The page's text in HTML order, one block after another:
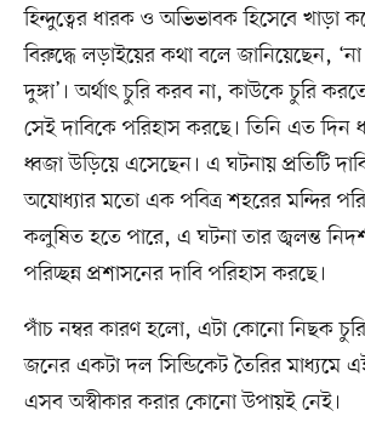
হিন্দুত্বের ধারক ও অভিভাবক হিসেবে খাড়া
বিরুদ্ধে লড়াইয়ের কথা বলে জানিয়েছেন, ‘না
দুঙ্গা’। অর্থাৎ চুরি করব না, কাউকে চুরি
সেই দাবিকে পরিহাস করছে। তিনি এত দিন
ধ্বজা উড়িয়ে এসেছেন। এ ঘটনায় প্রতিটি
অযোধ্যার মতো এক পবিত্র শহরের মন্দির
কলুষিত হতে পারে, এ ঘটনা তার জ্বলন্ত
পরিচ্ছন্ন প্রশাসনের দাবি পরিহাস করছে।
পাঁচ নম্বর কারণ হলো, এটা কোনো নিছক
জনের একটা দল সিন্ডিকেট তৈরির মাধ্যমে
এসব অস্বীকার করার কোনো উপায়ই নেই।